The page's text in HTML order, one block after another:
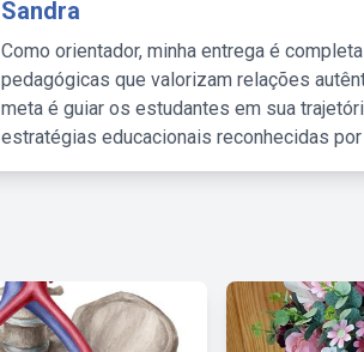
Sandra
Como orientador, minha entrega é
pedagógicas que valorizam relações
meta é guiar os estudantes em sua
estratégias educacionais reconhecidas